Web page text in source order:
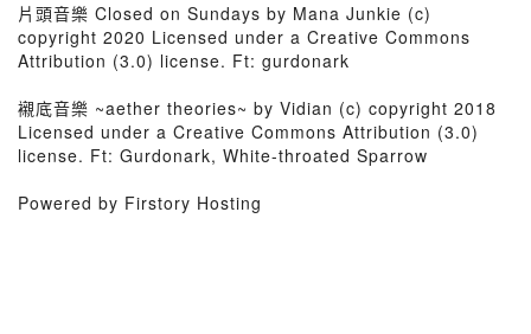
片頭音樂 Closed on Sundays by Mana Junkie (c)
copyright 2020 Licensed under a Creative Commons
Attribution (3.0) license. Ft: gurdonark
襯底音樂 ~aether theories~ by Vidian (c) copyright 2018
Licensed under a Creative Commons Attribution (3.0)
license. Ft: Gurdonark, White-throated Sparrow
Powered by Firstory Hosting